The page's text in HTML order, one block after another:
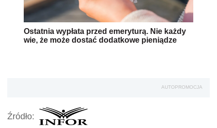
Ostatnia wypłata przed emeryturą. Nie każdy
wie, że może dostać dodatkowe pieniądze
AUTOPROMOCJA
Źródło: